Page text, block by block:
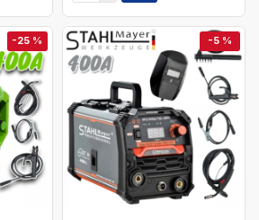
-25 % -5 %